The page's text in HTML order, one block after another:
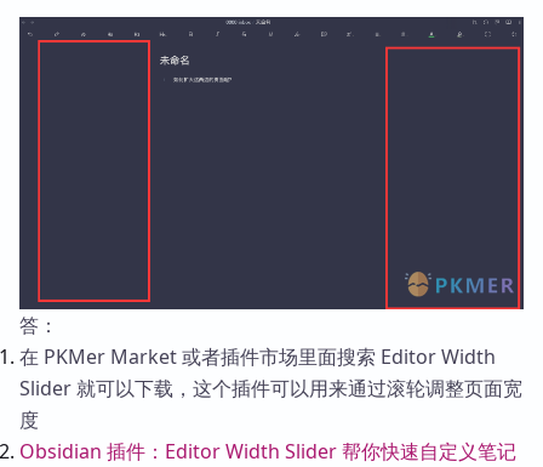
答：
在 PKMer Market 或者插件市场里面搜索 Editor Width
Slider 就可以下载，这个插件可以用来通过滚轮调整页面宽
度
Obsidian 插件：Editor Width Slider 帮你快速自定义笔记